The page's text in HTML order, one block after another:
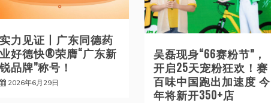
实力见证丨广东同德药
业好德快®荣膺“广东新
锐品牌”称号！
2026年6月29日
吴磊现身“66赛粉节”，
开启25天宠粉狂欢！赛
百味中国跑出加速度 今
年将新开350+店